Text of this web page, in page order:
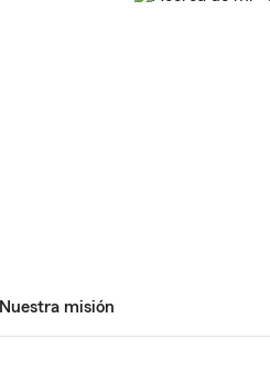
Nuestra misión